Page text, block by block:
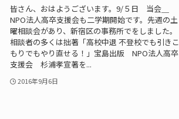
皆さん、おはようございます。9/５日 当会＿
NPO法人高卒支援会も二学期開始です。先週の土
曜相談会があり、新宿区の事務所でをしました。
相談者の多くは拙著「高校中退 不登校でも引きこ
もりでもやり直せる！」宝島出版 NPO法人高卒
支援会 杉浦孝宣著を...
2016年9月6日